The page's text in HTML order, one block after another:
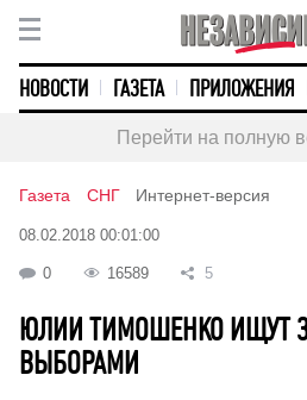
НОВОСТИ ГАЗЕТА ПРИЛОЖЕНИЯ
Перейти на полную
Газета СНГ Интернет-версия
08.02.2018 00:01:00
0 16589 5
ЮЛИИ ТИМОШЕНКО ИЩУТ
ВЫБОРАМИ